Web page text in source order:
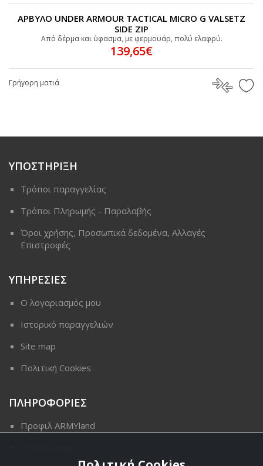
ΑΡΒΥΛΟ UNDER ARMOUR TACTICAL MICRO G VALSETZ
SIDE ZIP
Από δέρμα και ύφασμα, με φερμουάρ, πολύ ελαφρύ.
139,65€
Γρήγορη ματιά
ΥΠΟΣΤΗΡΙΞΗ
Τρόποι παραγγελίας
Τρόποι Πληρωμής - Παραλαβής
Όροι χρήσης, Προσωπικά δεδομένα, Αλλαγές
Επιστροφές
ΥΠΗΡΕΣΙΕΣ
Ο λογαριασμός μου
Ιστορικό παραγγελιών
Site map
Πολιτική Cookies
ΠΛΗΡΟΦΟΡΙΕΣ
Προφιλ ARMYland